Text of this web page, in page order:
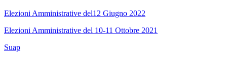
Elezioni Amministrative del12 Giugno 2022
Elezioni Amministrative del 10-11 Ottobre 2021
Suap